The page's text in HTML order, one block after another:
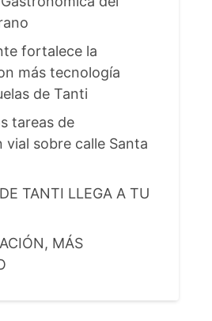
fortalece la
más tecnología
de Tanti
tareas de
vial sobre calle Santa
TANTI LLEGA A TU
MÁS